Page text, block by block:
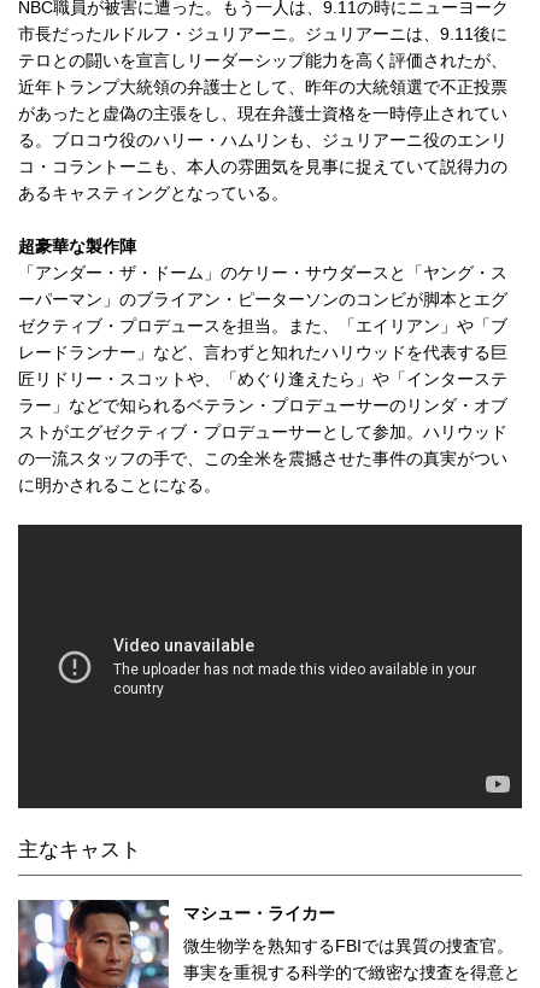
NBC職員が被害に遭った。もう一人は、9.11の時にニューヨーク
市長だったルドルフ・ジュリアーニ。ジュリアーニは、9.11後に
テロとの闘いを宣言しリーダーシップ能力を高く評価されたが、
近年トランプ大統領の弁護士として、昨年の大統領選で不正投票
があったと虚偽の主張をし、現在弁護士資格を一時停止されてい
る。ブロコウ役のハリー・ハムリンも、ジュリアーニ役のエンリ
コ・コラントーニも、本人の雰囲気を見事に捉えていて説得力の
あるキャスティングとなっている。
超豪華な製作陣
「アンダー・ザ・ドーム」のケリー・サウダースと「ヤング・ス
ーパーマン」のブライアン・ピーターソンのコンビが脚本とエグ
ゼクティブ・プロデュースを担当。また、「エイリアン」や「ブ
レードランナー」など、言わずと知れたハリウッドを代表する巨
匠リドリー・スコットや、「めぐり逢えたら」や「インターステ
ラー」などで知られるベテラン・プロデューサーのリンダ・オブ
ストがエグゼクティブ・プロデューサーとして参加。ハリウッド
の一流スタッフの手で、この全米を震撼させた事件の真実がつい
に明かされることになる。
主なキャスト
マシュー・ライカー
微生物学を熟知するFBIでは異質の捜査官。
事実を重視する科学的で緻密な捜査を得意と